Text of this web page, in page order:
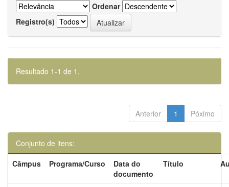
Ordenar
Registro(s)
Resultado 1-1 de 1.
Anterior 1 Póximo
Conjunto de itens:
Câmpus
Programa/Curso
Data do
documento
Título